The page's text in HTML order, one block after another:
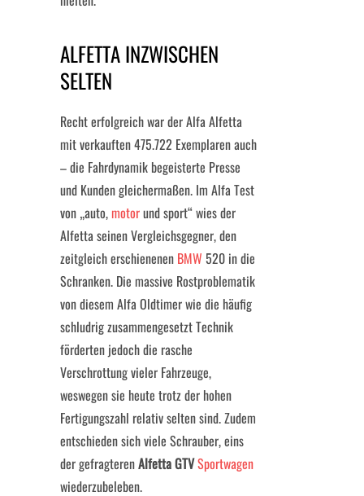
ALFETTA INZWISCHEN
SELTEN
Recht erfolgreich war der Alfa Alfetta
mit verkauften 475.722 Exemplaren auch
– die Fahrdynamik begeisterte Presse
und Kunden gleichermaßen. Im Alfa Test
von „auto,motorund sport“ wies der
Alfetta seinen Vergleichsgegner, den
zeitgleich erschienenen BMW 520 in die
Schranken. Die massive Rostproblematik
von diesem Alfa Oldtimer wie die häufig
schludrig zusammengesetzt Technik
förderten jedoch die rasche
Verschrottung vieler Fahrzeuge,
weswegen sie heute trotz der hohen
Fertigungszahl relativ selten sind. Zudem
entschieden sich viele Schrauber, eins
der gefragterenAlfetta GTVSportwagen
wiederzubeleben.